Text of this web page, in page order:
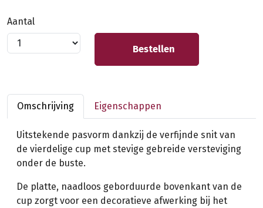
Aantal
Bestellen
Omschrijving Eigenschappen
Uitstekende pasvorm dankzij de verfijnde snit van
de vierdelige cup met stevige gebreide versteviging
onder de buste.
De platte, naadloos geborduurde bovenkant van de
cup zorgt voor een decoratieve afwerking bij het